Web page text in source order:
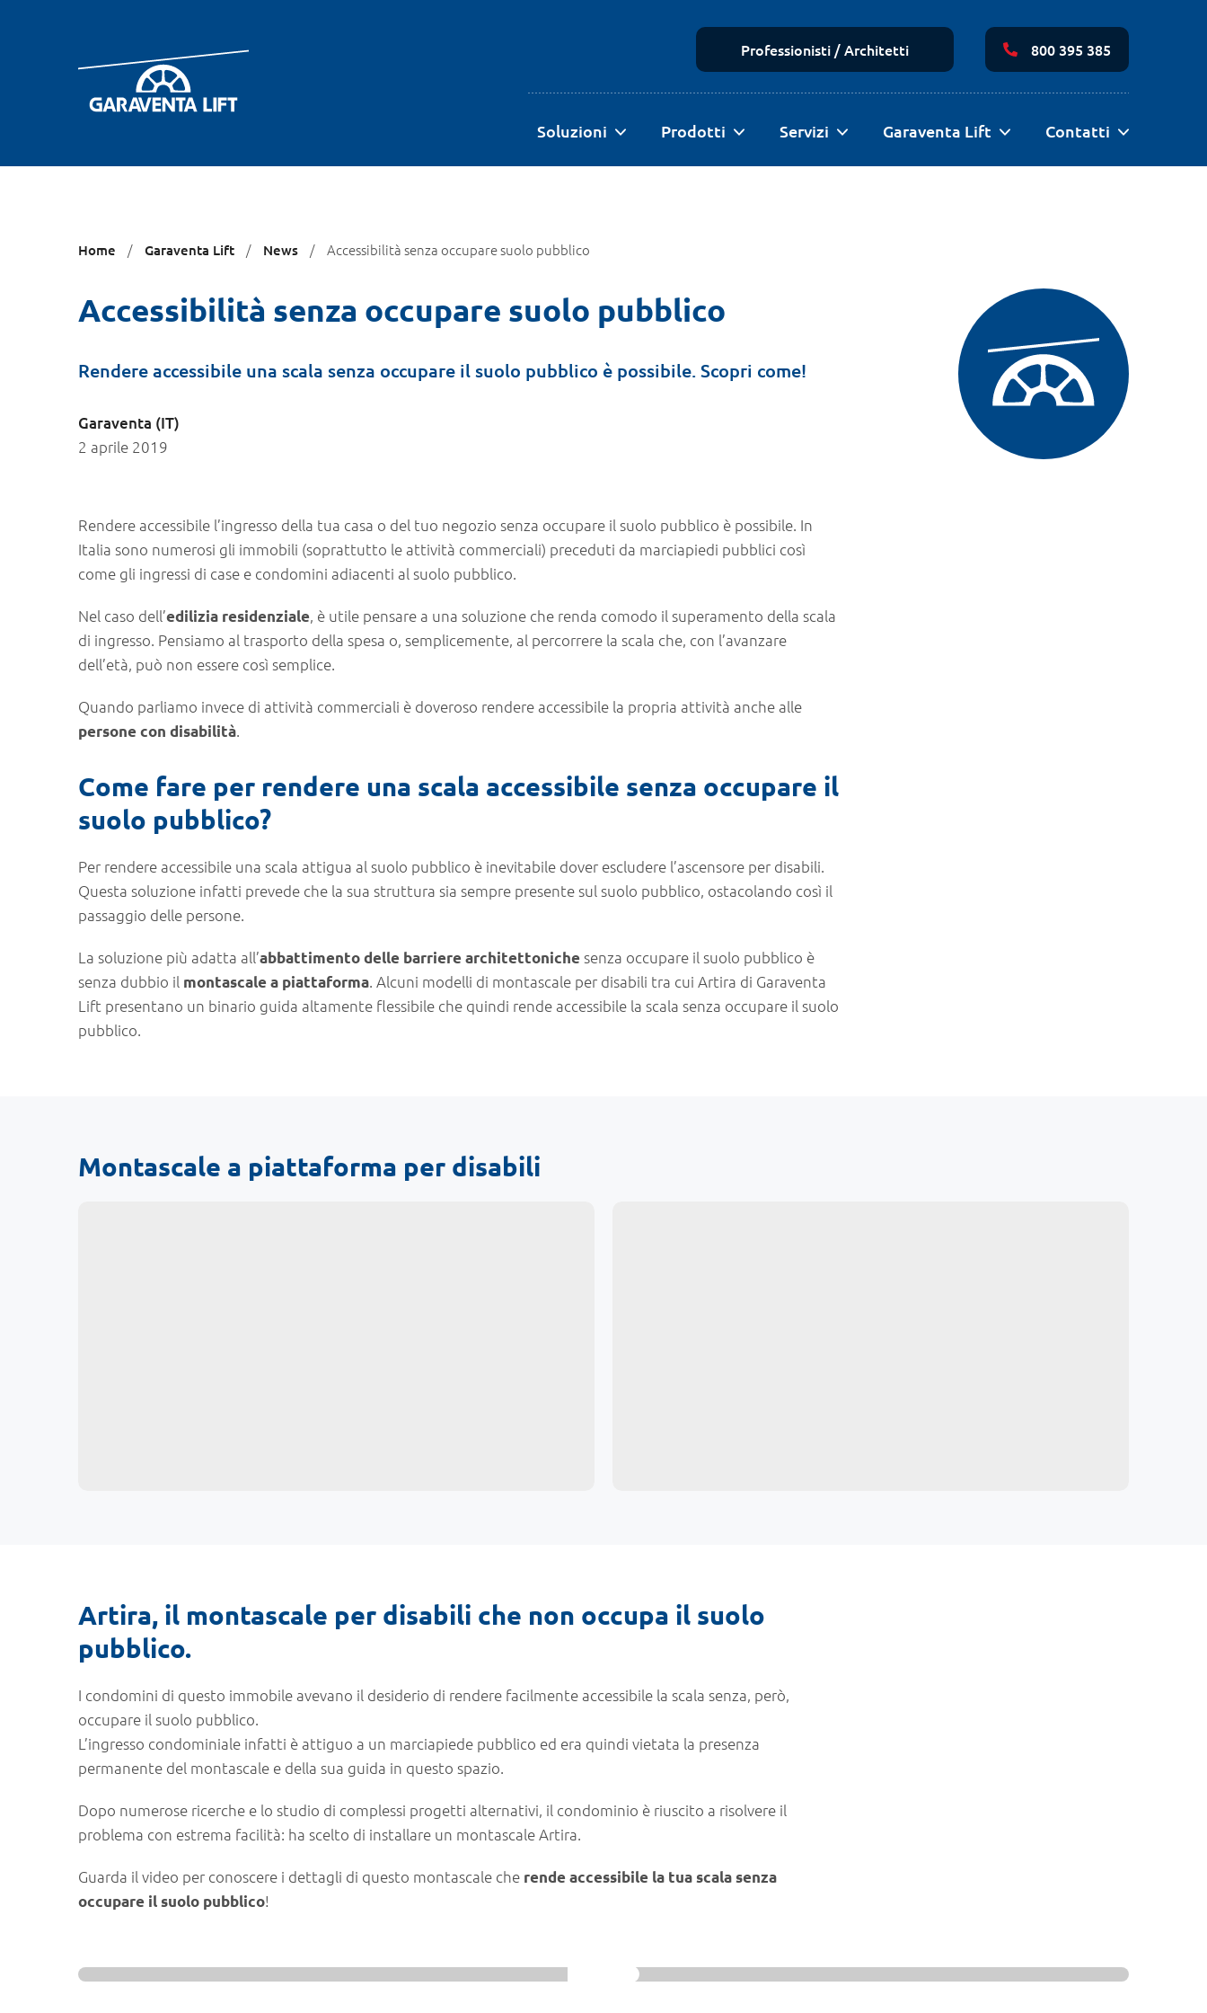
Professionisti / Architetti
800 395 385
Soluzioni Prodotti Servizi Garaventa Lift Contatti
Home Garaventa Lift News Accessibilità senza occupare suolo pubblico
Accessibilità senza occupare suolo pubblico
Rendere accessibile una scala senza occupare il suolo pubblico è possibile. Scopri come!
Garaventa (IT)
2 aprile 2019
Rendere accessibile l’ingresso della tua casa o del tuo negozio senza occupare il suolo pubblico è possibile. In
Italia sono numerosi gli immobili (soprattutto le attività commerciali) preceduti da marciapiedi pubblici così
come gli ingressi di case e condomini adiacenti al suolo pubblico.
Nel caso dell’edilizia residenziale, è utile pensare a una soluzione che renda comodo il superamento della scala
di ingresso. Pensiamo al trasporto della spesa o, semplicemente, al percorrere la scala che, con l’avanzare
dell’età, può non essere così semplice.
Quando parliamo invece di attività commerciali è doveroso rendere accessibile la propria attività anche alle
persone con disabilità.
Come fare per rendere una scala accessibile senza occupare il
suolo pubblico?
Per rendere accessibile una scala attigua al suolo pubblico è inevitabile dover escludere l’ascensore per disabili.
Questa soluzione infatti prevede che la sua struttura sia sempre presente sul suolo pubblico, ostacolando così il
passaggio delle persone.
La soluzione più adatta all’abbattimento delle barriere architettoniche senza occupare il suolo pubblico è
senza dubbio il montascale a piattaforma. Alcuni modelli di montascale per disabili tra cui Artira di Garaventa
Lift presentano un binario guida altamente flessibile che quindi rende accessibile la scala senza occupare il suolo
pubblico.
Montascale a piattaforma per disabili
Artira, il montascale per disabili che non occupa il suolo
pubblico.
I condomini di questo immobile avevano il desiderio di rendere facilmente accessibile la scala senza, però,
occupare il suolo pubblico.
L’ingresso condominiale infatti è attiguo a un marciapiede pubblico ed era quindi vietata la presenza
permanente del montascale e della sua guida in questo spazio.
Dopo numerose ricerche e lo studio di complessi progetti alternativi, il condominio è riuscito a risolvere il
problema con estrema facilità: ha scelto di installare un montascale Artira.
Guarda il video per conoscere i dettagli di questo montascale che rende accessibile la tua scala senza
occupare il suolo pubblico!